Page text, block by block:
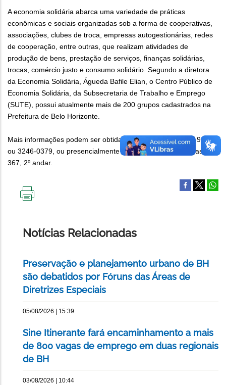
A economia solidária abarca uma variedade de práticas
econômicas e sociais organizadas sob a forma de cooperativas,
associações, clubes de troca, empresas autogestionárias, redes
de cooperação, entre outras, que realizam atividades de
produção de bens, prestação de serviços, finanças solidárias,
trocas, comércio justo e consumo solidário. Segundo a diretora
da Economia Solidária, Águeda Bafile Elian, o Centro Público de
Economia Solidária, da Subsecretaria de Trabalho e Emprego
(SUTE), possui atualmente mais de 200 grupos cadastrados na
Prefeitura de Belo Horizonte.
Mais informações podem ser obtidas pelos telefones 3277-9830
ou 3246-0379, ou presencialmente na avenida dos Andradas,
367, 2º andar.
Notícias Relacionadas
Preservação e planejamento urbano de BH
são debatidos por Fóruns das Áreas de
Diretrizes Especiais
05/08/2026 | 15:39
Sine Itinerante fará encaminhamento a mais
de 800 vagas de emprego em duas regionais
de BH
03/08/2026 | 10:44